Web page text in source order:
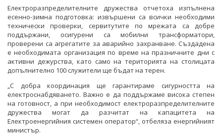
Електроразпределителните дружества отчетоха изпълнена
есенно-зимна подготовка: извършени са всички необходими
технически проверки, сервитутите по мрежата са добре
поддържани, осигурени са мобилни трансформатори,
проверени са агрегатите за аварийно захранване. Създадена
е необходимата организация по време на празничните дни с
активни дежурства, като само на територията на столицата
допълнително 100 служители ще бъдат на терен.
„С добра координация ще гарантираме сигурността на
електроснабдяването. Важно е да поддържаме висока степен
на готовност, а при необходимост електроразпределителните
дружества могат да разчитат на капацитета на
Електроенергийния системен оператор“, отбеляза енергийният
министър.